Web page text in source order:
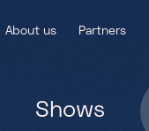
About us Partners
Shows